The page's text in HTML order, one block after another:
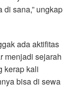
sana,” ungkap
ada aktifitas
menjadi sejarah
kerap kali
bisa di sewa